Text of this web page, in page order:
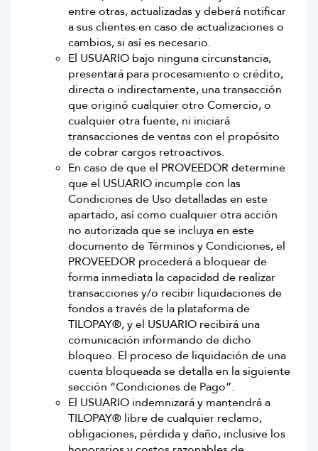
entre otras, actualizadas y deberá notificar
a sus clientes en caso de actualizaciones o
cambios, si así es necesario.
El USUARIO bajo ninguna circunstancia,
presentará para procesamiento o crédito,
directa o indirectamente, una transacción
que originó cualquier otro Comercio, o
cualquier otra fuente, ni iniciará
transacciones de ventas con el propósito
de cobrar cargos retroactivos.
En caso de que el PROVEEDOR determine
que el USUARIO incumple con las
Condiciones de Uso detalladas en este
apartado, así como cualquier otra acción
no autorizada que se incluya en este
documento de Términos y Condiciones, el
PROVEEDOR procederá a bloquear de
forma inmediata la capacidad de realizar
transacciones y/o recibir liquidaciones de
fondos a través de la plataforma de
TILOPAY®, y el USUARIO recibirá una
comunicación informando de dicho
bloqueo. El proceso de liquidación de una
cuenta bloqueada se detalla en la siguiente
sección “Condiciones de Pago”.
El USUARIO indemnizará y mantendrá a
TILOPAY® libre de cualquier reclamo,
obligaciones, pérdida y daño, inclusive los